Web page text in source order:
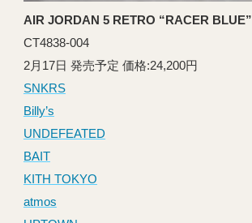
AIR JORDAN 5 RETRO “RACER BLUE”
CT4838-004
2月17日 発売予定 価格:24,200円
SNKRS
Billy’s
UNDEFEATED
BAIT
KITH TOKYO
atmos